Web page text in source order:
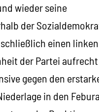
wieder seine
der
einen
der Partei
gegen den
in den